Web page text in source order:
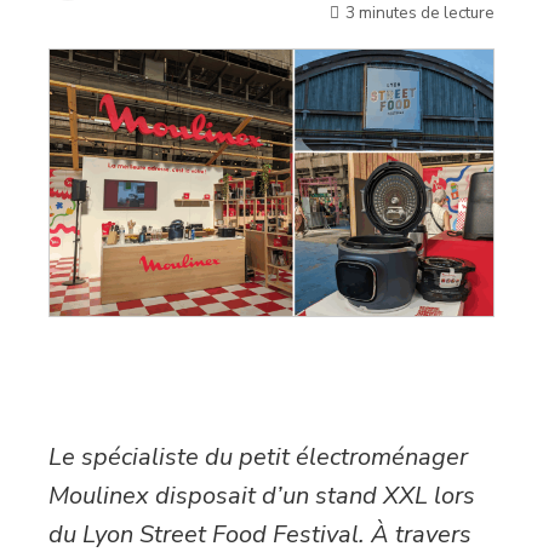
3 minutes de lecture
Le spécialiste du petit électroménager
Moulinex disposait d’un stand XXL lors
du Lyon Street Food Festival. À travers